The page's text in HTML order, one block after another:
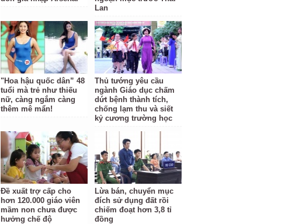
Lan
"Hoa hậu quốc dân” 48
tuổi mà trẻ như thiếu
nữ, càng ngắm càng
thêm mê mẩn!
Thủ tướng yêu cầu
ngành Giáo dục chấm
dứt bệnh thành tích,
chống lạm thu và siết
kỷ cương trường học
Đề xuất trợ cấp cho
hơn 120.000 giáo viên
mầm non chưa được
hưởng chế độ
Lừa bán, chuyển mục
đích sử dụng đất rồi
chiếm đoạt hơn 3,8 tỉ
đồng